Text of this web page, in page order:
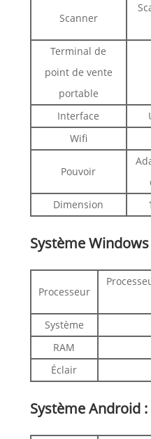
Scanner
Terminal de
point de vente
portable
Interface
Wifi
Pouvoir
Dimension
Système Windows
Processeur
Système
RAM
Éclair
Système Android :